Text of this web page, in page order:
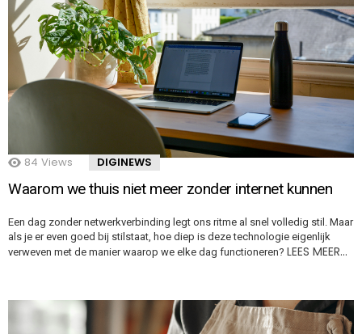
84 Views DIGINEWS
Waarom we thuis niet meer zonder internet kunnen
Een dag zonder netwerkverbinding legt ons ritme al snel volledig stil. Maar
als je er even goed bij stilstaat, hoe diep is deze technologie eigenlijk
verweven met de manier waarop we elke dag functioneren? LEES MEER…